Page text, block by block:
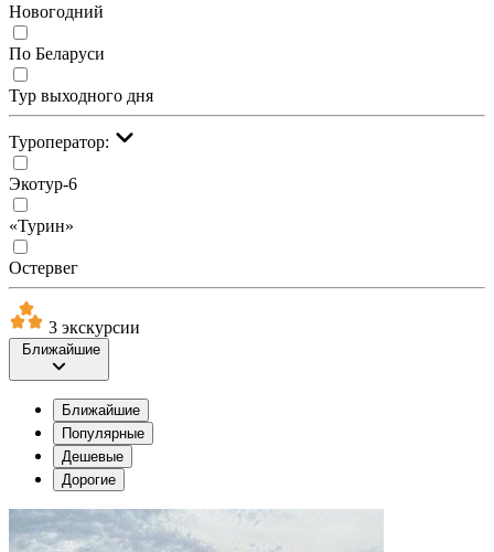
Новогодний
По Беларуси
Тур выходного дня
Туроператор:
Экотур-6
«Турин»
Остервег
3 экскурсии
Ближайшие
Ближайшие
Популярные
Дешевые
Дорогие